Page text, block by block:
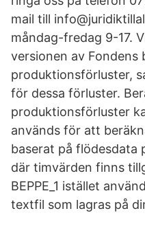
mail till
måndag-fredag 9-17.
versionen av Fondens
produktionsförluster,
för dessa förluster.
produktionsförluster
används för att
baserat på flödesdata
där timvärden finns
BEPPE_1 istället
textfil som lagras på